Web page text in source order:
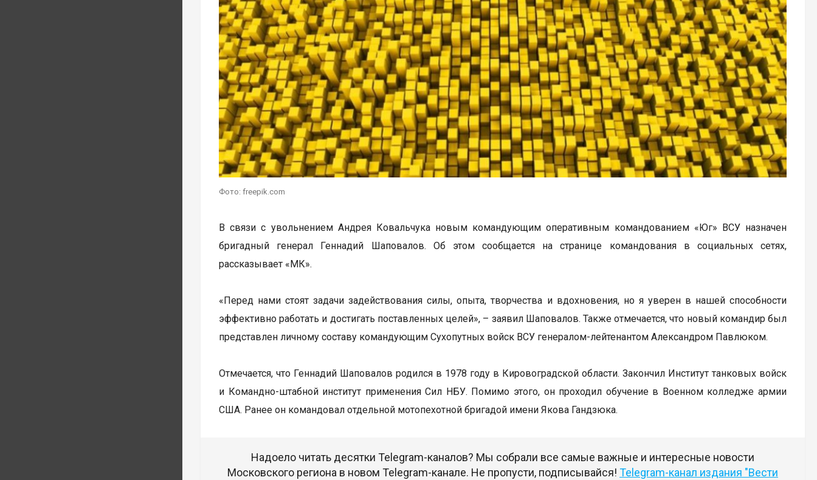
Фото: freepik.com
В связи с увольнением Андрея Ковальчука новым командующим оперативным командованием «Юг» ВСУ назначен
бригадный генерал Геннадий Шаповалов. Об этом сообщается на странице командования в социальных сетях,
рассказывает «МК».
«Перед нами стоят задачи задействования силы, опыта, творчества и вдохновения, но я уверен в нашей способности
эффективно работать и достигать поставленных целей», – заявил Шаповалов. Также отмечается, что новый командир был
представлен личному составу командующим Сухопутных войск ВСУ генералом-лейтенантом Александром Павлюком.
Отмечается, что Геннадий Шаповалов родился в 1978 году в Кировоградской области. Закончил Институт танковых войск
и Командно-штабной институт применения Сил НБУ. Помимо этого, он проходил обучение в Военном колледже армии
США. Ранее он командовал отдельной мотопехотной бригадой имени Якова Гандзюка.
Надоело читать десятки Telegram-каналов? Мы собрали все самые важные и интересные новости
Московского региона в новом Telegram-канале. Не пропусти, подписывайся! Telegram-канал издания "Вести